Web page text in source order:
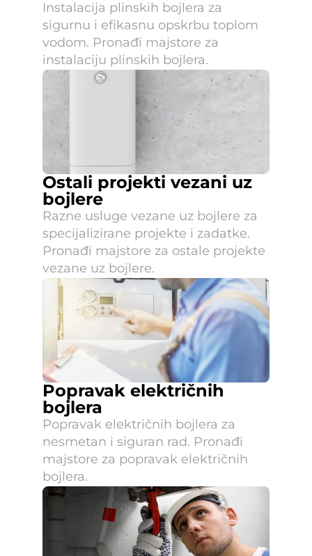
Instalacija plinskih bojlera za
sigurnu i efikasnu opskrbu toplom
vodom. Pronađi majstore za
instalaciju plinskih bojlera.
Ostali projekti vezani uz
bojlere
Razne usluge vezane uz bojlere za
specijalizirane projekte i zadatke.
Pronađi majstore za ostale projekte
vezane uz bojlere.
Popravak električnih
bojlera
Popravak električnih bojlera za
nesmetan i siguran rad. Pronađi
majstore za popravak električnih
bojlera.